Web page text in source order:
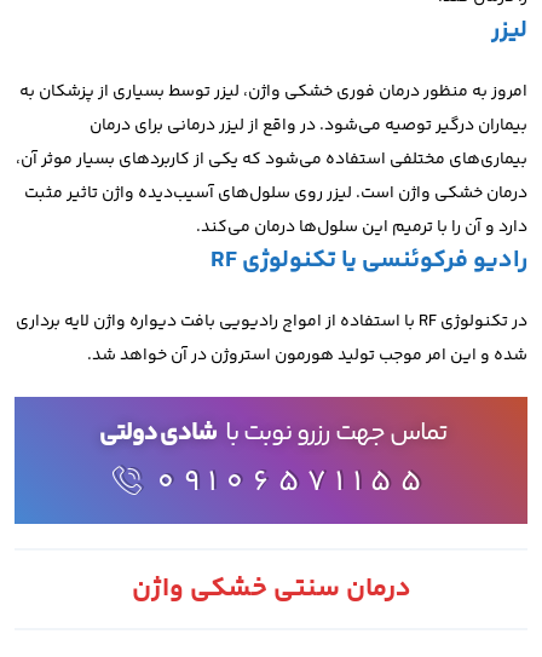
لیزر
امروز به منظور درمان فوری خشکی واژن، لیزر توسط بسیاری از پزشکان به
بیماران درگیر توصیه می‌شود. در واقع از لیزر درمانی برای درمان
بیماری‌های مختلفی استفاده می‌شود که یکی از کاربردهای بسیار موثر آن‌،
درمان خشکی واژن است. لیزر روی سلول‌های آسیب‌دیده واژن تاثیر مثبت
دارد و آن را با ترمیم این سلول‌ها درمان می‌کند.
رادیو فرکوئنسی یا تکنولوژی RF
در تکنولوژی RF با استفاده از امواج رادیویی بافت دیواره واژن لایه برداری
شده و این امر موجب تولید هورمون استروژن در آن خواهد شد.
تماس جهت رزرو نوبت با شادی دولتی
09106571155
درمان سنتی خشکی واژن